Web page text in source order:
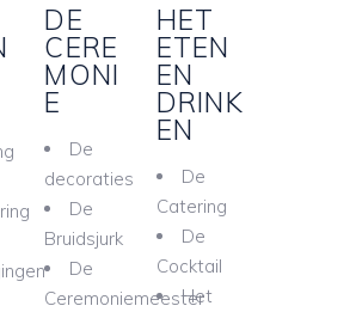
DE
CERE
MONI
E
De
decoraties
De
Bruidsjurk
De
Ceremoniemeester
HET
ETEN
EN
DRINK
EN
De
Catering
De
Cocktail
Het